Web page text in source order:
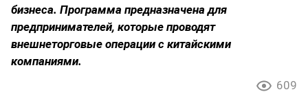
бизнеса. Программа предназначена для
предпринимателей, которые проводят
внешнеторговые операции с китайскими
компаниями.
609